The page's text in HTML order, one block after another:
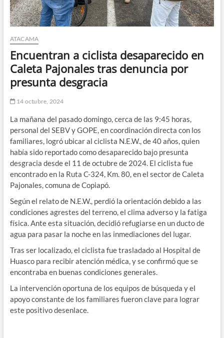
ATACAMA
Encuentran a ciclista desaparecido en
Caleta Pajonales tras denuncia por
presunta desgracia
14 octubre, 2024
La mañana del pasado domingo, cerca de las 9:45 horas,
personal del SEBV y GOPE, en coordinación directa con los
familiares, logró ubicar al ciclista N.E.W., de 40 años, quien
había sido reportado como desaparecido bajo presunta
desgracia desde el 11 de octubre de 2024. El ciclista fue
encontrado en la Ruta C-324, Km. 80, en el sector de Caleta
Pajonales, comuna de Copiapó.
Según el relato de N.E.W., perdió la orientación debido a las
condiciones agrestes del terreno, el clima adverso y la fatiga
física. Ante esta situación, decidió refugiarse en un ducto de
agua para pasar la noche en las inmediaciones del lugar.
Tras ser localizado, el ciclista fue trasladado al Hospital de
Huasco para recibir atención médica, y se confirmó que se
encontraba en buenas condiciones generales.
La intervención oportuna de los equipos de búsqueda y el
apoyo constante de los familiares fueron clave para lograr
este positivo desenlace.